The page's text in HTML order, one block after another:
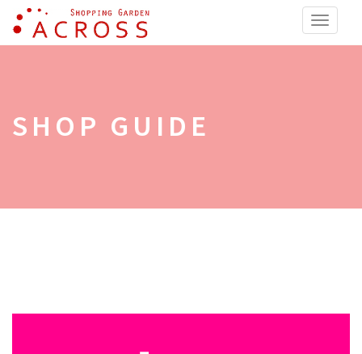
Toggle
ショッピングガーデン アク
SHOP GUIDE